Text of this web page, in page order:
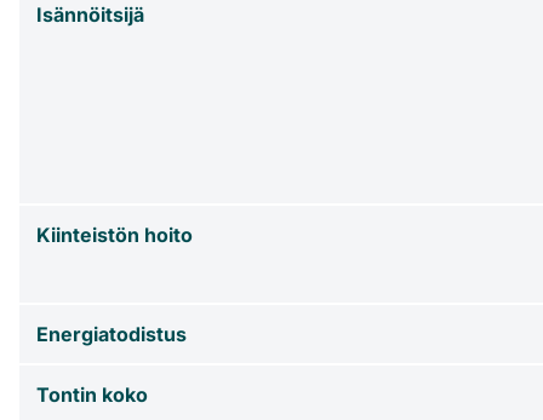
Isännöitsijä
Kiinteistön hoito
Energiatodistus
Tontin koko